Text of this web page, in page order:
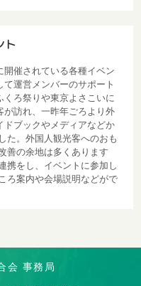
ト
開催されている各種イベン
て運営メンバーのサポート
くろ祭りや東京よさこいに
が訪れ、一昨年ごろより外
ドブックやメディアなどか
た。外国人観光客へのおも
善の余地は多くあります
携をし、イベントに参加し
ろ案内や会場説明などがで
会 事務局